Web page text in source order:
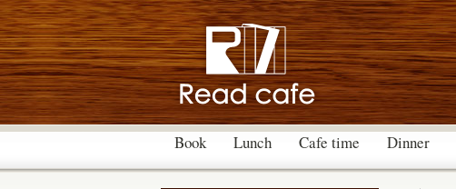
Book Lunch Cafe time Dinner